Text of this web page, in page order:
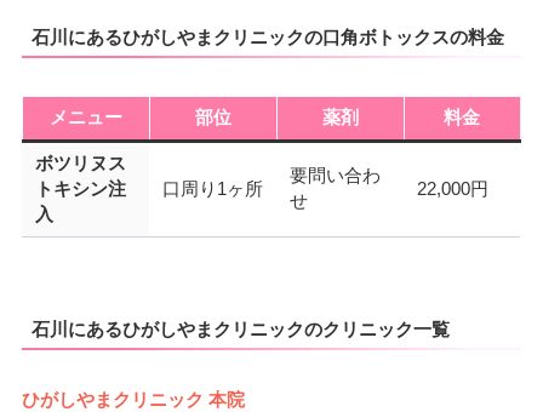
石川にあるひがしやまクリニックの口角ボトックスの料金
メニュー 部位 薬剤 料金
ボツリヌス
トキシン注
入
口周り1ヶ所
要問い合わ
せ
22,000円
石川にあるひがしやまクリニックのクリニック一覧
ひがしやまクリニック 本院